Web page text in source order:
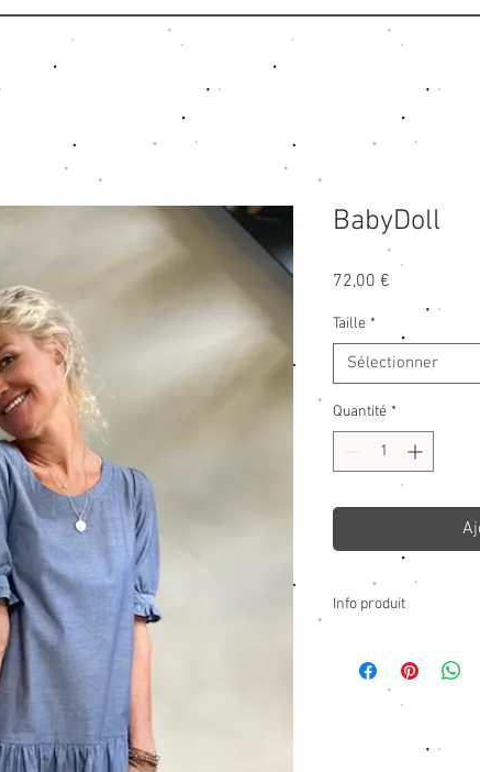
BabyDoll
72,00 €
Taille *
Sélectionner
Quantité *
Info produit
Taille XS 34 - longueur
Taille S: 36 - longueur